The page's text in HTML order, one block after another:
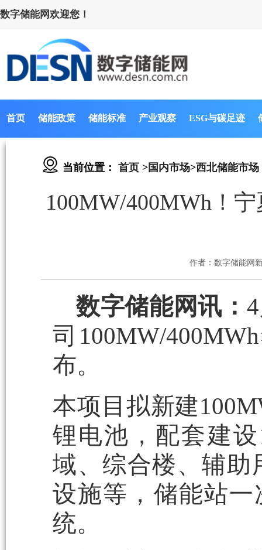
数字储能网欢迎您！
首页 储能政策 储能标准 产业观察 ESG与碳足迹
当前位置： 首页 >国内市场>西北储能市场
100MW/400MWh！
作者：数字储能网
数字储能网讯：
司100MW/
布。
本项目拟新建
锂电池，配套建
域、综合楼、辅助
设施等，储能站
统。